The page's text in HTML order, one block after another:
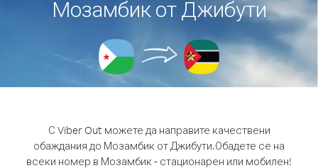
Мозамбик от Джибути
С Viber Out можете да направите качествени
обаждания до Мозамбик от Джибути.Обадете се на
всеки номер в Мозамбик - стационарен или мобилен!